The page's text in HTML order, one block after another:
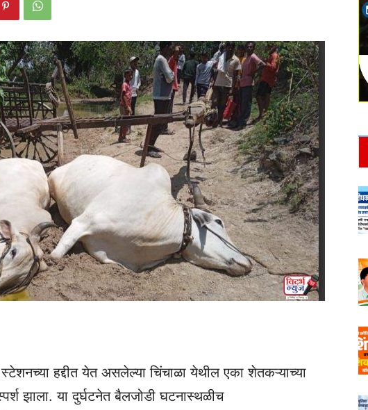
हद्दीत येत असलेल्या चिंचाळा येथील एका शेतकऱ्याच्या
झाला. या दुर्घटनेत बैलजोडी घटनास्थळीच